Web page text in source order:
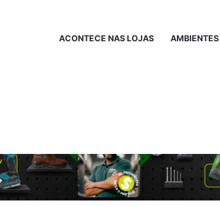
ACONTECE NAS LOJAS AMBIENTES